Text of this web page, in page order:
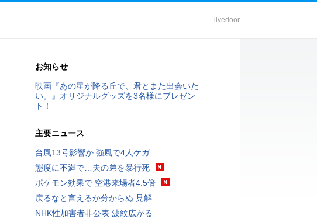
livedoor
お知らせ
映画『あの星が降る丘で、君とまた出会いた
い。』オリジナルグッズを3名様にプレゼン
ト！
主要ニュース
台風13号影響か 強風で4人ケガ
態度に不満で…夫の弟を暴行死
ポケモン効果で 空港来場者4.5倍
戻るなと言えるか分からぬ 見解
NHK性加害者非公表 波紋広がる